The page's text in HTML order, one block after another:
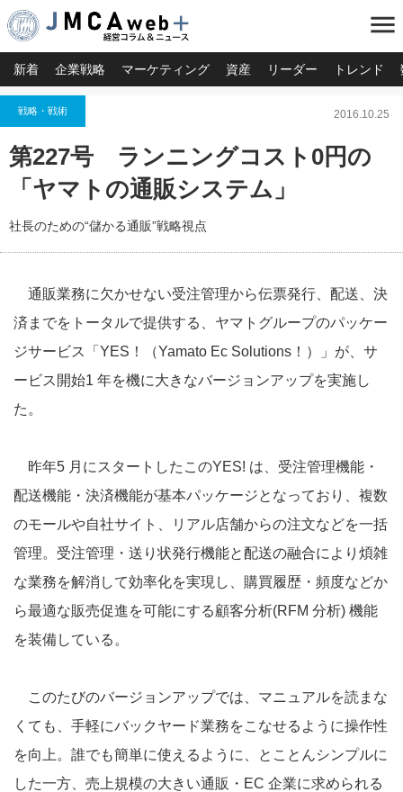
menu
新着 企業戦略 マーケティング 資産 リーダー トレンド
戦略・戦術 2016.10.25
第227号 ランニングコスト0円の
「ヤマトの通販システム」
社長のための“儲かる通販”戦略視点
通販業務に欠かせない受注管理から伝票発行、配送、決
済までをトータルで提供する、ヤマトグループのパッケー
ジサービス「YES！（Yamato Ec Solutions！）」が、サ
ービス開始1 年を機に大きなバージョンアップを実施し
た。
昨年5 月にスタートしたこのYES! は、受注管理機能・
配送機能・決済機能が基本パッケージとなっており、複数
のモールや自社サイト、リアル店舗からの注文などを一括
管理。受注管理・送り状発行機能と配送の融合により煩雑
な業務を解消して効率化を実現し、購買履歴・頻度などか
ら最適な販売促進を可能にする顧客分析(RFM 分析) 機能
を装備している。
このたびのバージョンアップでは、マニュアルを読まな
くても、手軽にバックヤード業務をこなせるように操作性
を向上。誰でも簡単に使えるように、とことんシンプルに
した一方、売上規模の大きい通販・EC 企業に求められる